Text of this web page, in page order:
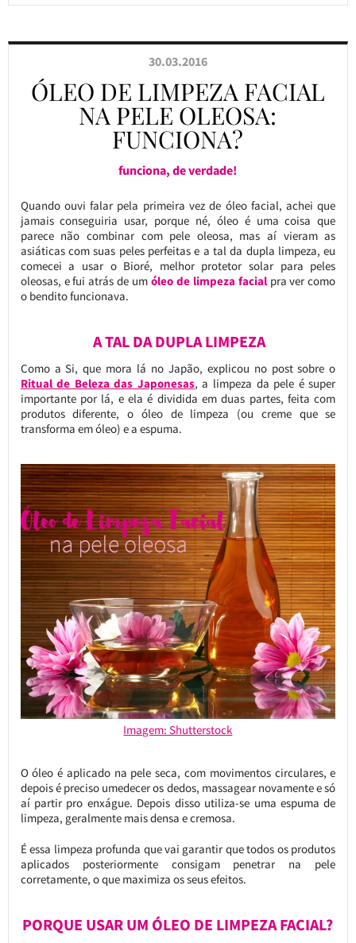
30.03.2016
ÓLEO DE LIMPEZA FACIAL
NA PELE OLEOSA:
FUNCIONA?
funciona, de verdade!
Quando ouvi falar pela primeira vez de óleo facial, achei que
jamais conseguiria usar, porque né, óleo é uma coisa que
parece não combinar com pele oleosa, mas aí vieram as
asiáticas com suas peles perfeitas e a tal da dupla limpeza, eu
comecei a usar o Bioré, melhor protetor solar para peles
oleosas, e fui atrás de um óleo de limpeza facialpra ver como
o bendito funcionava.
A TAL DA DUPLA LIMPEZA
Como a Si, que mora lá no Japão, explicou no post sobre o
Ritual de Beleza das Japonesas, a limpeza da pele é super
importante por lá, e ela é dividida em duas partes, feita com
produtos diferente, o óleo de limpeza (ou creme que se
transforma em óleo) e a espuma.
Imagem: Shutterstock
O óleo é aplicado na pele seca, com movimentos circulares, e
depois é preciso umedecer os dedos, massagear novamente e só
aí partir pro enxágue. Depois disso utiliza-se uma espuma de
limpeza, geralmente mais densa e cremosa.
É essa limpeza profunda que vai garantir que todos os produtos
aplicados posteriormente consigam penetrar na pele
corretamente, o que maximiza os seus efeitos.
PORQUE USAR UM ÓLEO DE LIMPEZA FACIAL?